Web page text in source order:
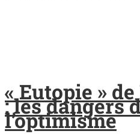
« Eutopie »
: les dangers
l’optimisme